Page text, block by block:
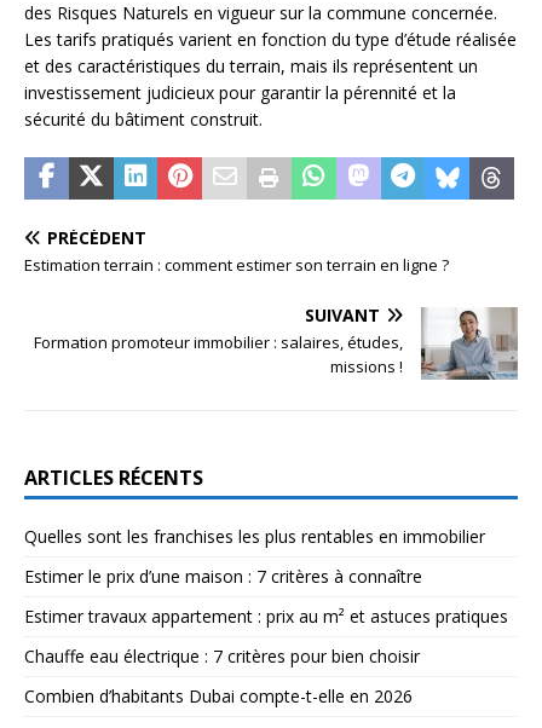
des Risques Naturels en vigueur sur la commune concernée.
Les tarifs pratiqués varient en fonction du type d’étude réalisée
et des caractéristiques du terrain, mais ils représentent un
investissement judicieux pour garantir la pérennité et la
sécurité du bâtiment construit.
PRÉCÉDENT
Estimation terrain : comment estimer son terrain en ligne ?
SUIVANT
Formation promoteur immobilier : salaires, études,
missions !
ARTICLES RÉCENTS
Quelles sont les franchises les plus rentables en immobilier
Estimer le prix d’une maison : 7 critères à connaître
Estimer travaux appartement : prix au m² et astuces pratiques
Chauffe eau électrique : 7 critères pour bien choisir
Combien d’habitants Dubai compte-t-elle en 2026